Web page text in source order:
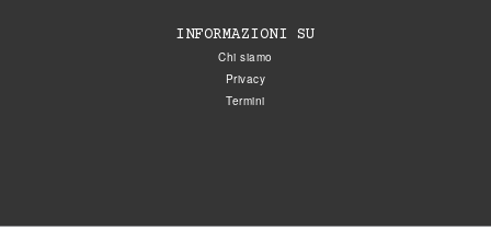
INFORMAZIONI SU
Chi siamo
Privacy
Termini